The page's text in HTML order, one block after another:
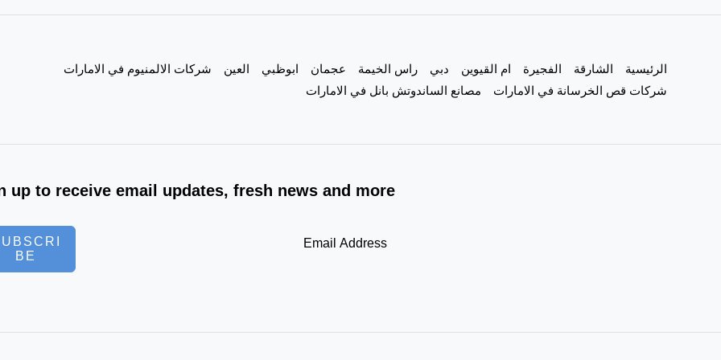
الرئيسية الشارقة الفجيرة ام القيوين دبي راس الخيمة عجمان ابوظبي العين
شركات الالمنيوم في الامارات
شركات قص الخرسانة في الامارات
مصانع الساندوتش بانل في الامارات
up to receive email updates, fresh news and more!
BE